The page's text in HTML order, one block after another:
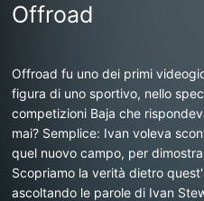
Offroad
Offroad fu uno dei primi
figura di uno sportivo, nello
competizioni Baja che
mai? Semplice: Ivan voleva
quel nuovo campo, per
Scopriamo la verità dietro
ascoltando le parole di Ivan